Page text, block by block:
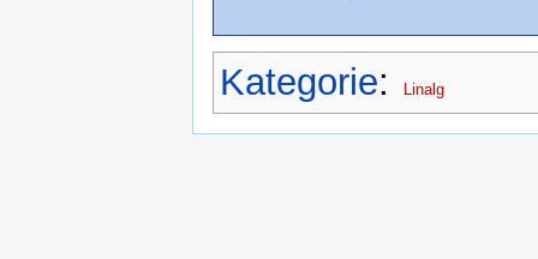
Kategorie: Linalg